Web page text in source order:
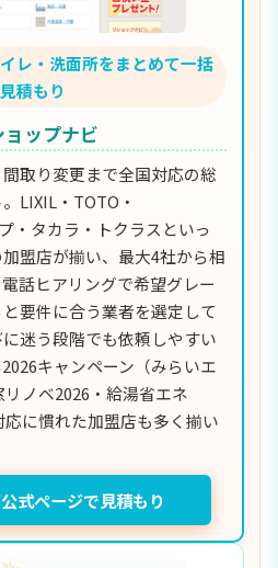
レ・洗面所をまとめて一括
見積もり
ョップナビ
取り変更まで全国対応の総
LIXIL・TOTO・
・タカラ・トクラスといっ
盟店が揃い、最大4社から相
話ヒアリングで希望グレー
要件に合う業者を選定して
迷う段階でも依頼しやすい
キャンペーン（みらいエ
ノベ2026・給湯省エネ
に慣れた加盟店も多く揃い
式ページで見積もり